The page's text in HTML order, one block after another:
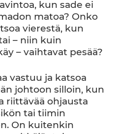
kun sade ei
matoa? Onko
vierestä, kun
– niin kuin
– vaihtavat pesää?
vastuu ja katsoa
johtoon silloin, kun
riittävää ohjausta
tai tiimin
On kuitenkin